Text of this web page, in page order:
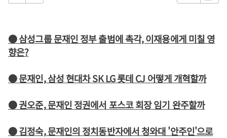
● 삼성그룹 문재인 정부 출범에 촉각, 이재용에게 미칠 영
향은?
● 문재인, 삼성 현대차 SK LG 롯데 CJ 어떻게 개혁할까
● 권오준, 문재인 정권에서 포스코 회장 임기 완주할까
● 김정숙, 문재인의 정치동반자에서 청와대 '안주인'으로